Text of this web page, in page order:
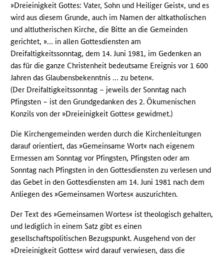
»Dreieinigkeit Gottes: Vater, Sohn und Heiliger Geist«, und es
wird aus diesem Grunde, auch im Namen der altkatholischen
und altlutherischen Kirche, die Bitte an die Gemeinden
gerichtet, »… in allen Gottesdiensten am
Dreifaltigkeitssonntag, dem 14. Juni 1981, im Gedenken an
das für die ganze Christenheit bedeutsame Ereignis vor 1 600
Jahren das Glaubensbekenntnis … zu beten«.
(Der Dreifaltigkeitssonntag – jeweils der Sonntag nach
Pfingsten – ist den Grundgedanken des 2. Ökumenischen
Konzils von der »Dreieinigkeit Gottes« gewidmet.)
Die Kirchengemeinden werden durch die Kirchenleitungen
darauf orientiert, das »Gemeinsame Wort« nach eigenem
Ermessen am Sonntag vor Pfingsten, Pfingsten oder am
Sonntag nach Pfingsten in den Gottesdiensten zu verlesen und
das Gebet in den Gottesdiensten am 14. Juni 1981 nach dem
Anliegen des »Gemeinsamen Wortes« auszurichten.
Der Text des »Gemeinsamen Wortes« ist theologisch gehalten,
und lediglich in einem Satz gibt es einen
gesellschaftspolitischen Bezugspunkt. Ausgehend von der
»Dreieinigkeit Gottes« wird darauf verwiesen, dass die